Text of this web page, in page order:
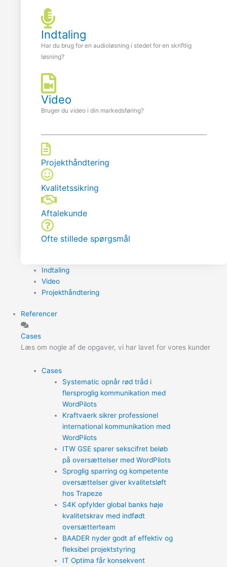
Indtaling
Har du brug for en audioløsning i stedet for en skriftlig
løsning?
Video
Bruger du video i din markedsføring?
Projekthåndtering
Kvalitetssikring
Aftalekunde
Ofte stillede spørgsmål
Indtaling
Video
Projekthåndtering
Referencer
Cases
Læs om nogle af de opgaver, vi har lavet for vores kunder
Cases
Systematic opnår rød tråd i
flersproglig kommunikation med
WordPilots
Kraftvaerk sikrer professionel
international kommunikation med
WordPilots
ITW GSE sparer sekscifret beløb
på oversættelser med WordPilots
Sproglig sparring og kompetente
oversættelser giver kvalitetsløft
hos Trapeze
S4K opfylder global banks høje
kvalitetskrav med indfødt
oversætterteam
BAADER nyder godt af effektiv og
fleksibel projektstyring
IT Optima får konsekvent